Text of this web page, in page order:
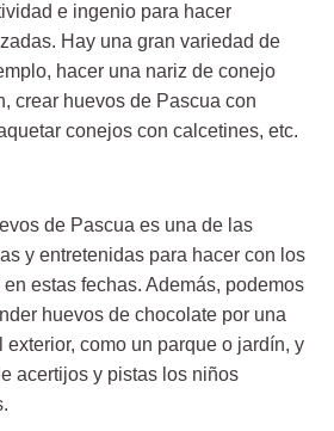
e ingenio para hacer
Hay una gran variedad de
hacer una nariz de conejo
crear huevos de Pascua con
conejos con calcetines, etc.
de Pascua es una de las
y entretenidas para hacer con los
estas fechas. Además, podemos
huevos de chocolate por una
exterior, como un parque o jardín, y
acertijos y pistas los niños